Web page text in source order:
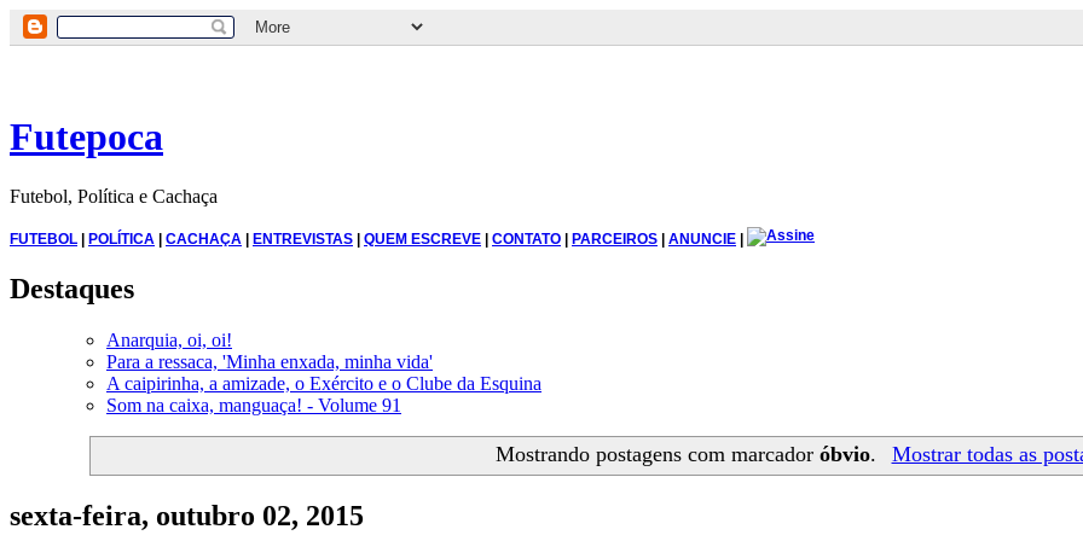
Futepoca
Futebol, Política e Cachaça
FUTEBOL | POLÍTICA | CACHAÇA | ENTREVISTAS | QUEM ESCREVE | CONTATO | PARCEIROS | ANUNCIE |
Destaques
Anarquia, oi, oi!
Para a ressaca, 'Minha enxada, minha vida'
A caipirinha, a amizade, o Exército e o Clube da Esquina
Som na caixa, manguaça! - Volume 91
Mostrando postagens com marcadoróbvio. Mostrar todas as
sexta-feira, outubro 02, 2015